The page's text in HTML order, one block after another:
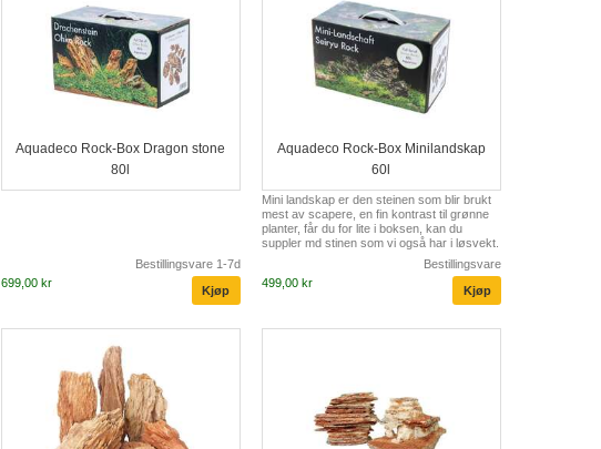
Aquadeco Rock-Box Dragon stone
80l
Bestillingsvare 1-7d
699,00 kr
Aquadeco Rock-Box Minilandskap
60l
Mini landskap er den steinen som blir brukt
mest av scapere, en fin kontrast til grønne
planter, får du for lite i boksen, kan du
suppler md stinen som vi også har i løsvekt.
Bestillingsvare
499,00 kr